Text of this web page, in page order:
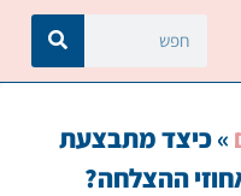
»כיצד מתבצעת
ההצלחה?